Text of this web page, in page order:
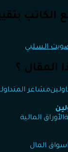
السلبي
المقال ؟
مشاعر
الأوراق المالية
اسواق المال